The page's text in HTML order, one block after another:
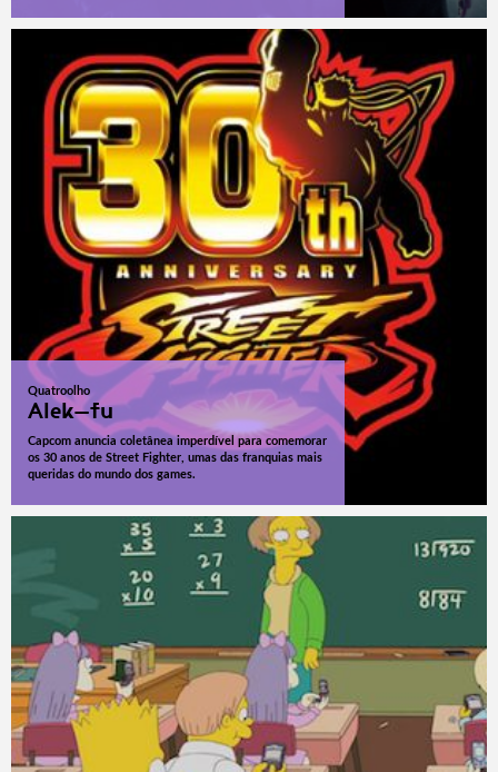
Quatroolho
Alek-fu
Capcom anuncia coletânea imperdível para comemorar
os 30 anos de Street Fighter, umas das franquias mais
queridas do mundo dos games.